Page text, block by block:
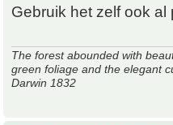
Gebruik het zelf ook
The forest abounded with
green foliage and the elegant
Darwin 1832